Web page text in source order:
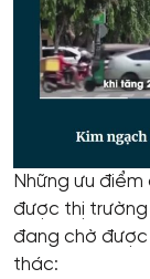
Những ưu
được thị
đang chờ được
thác: